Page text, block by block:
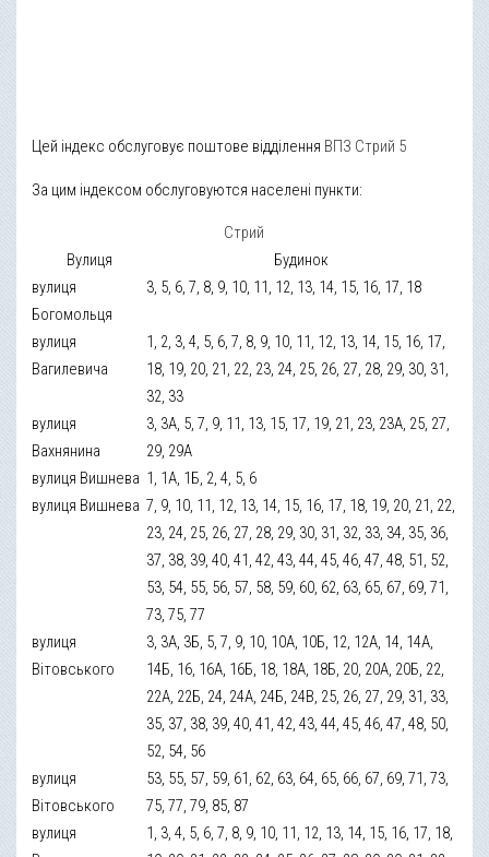
Цей індекс обслуговує поштове відділення ВПЗ Стрий 5
За цим індексом обслуговуются населені пункти:
Стрий
Вулиця
Будинок
вулиця
Богомольця
3, 5, 6, 7, 8, 9, 10, 11, 12, 13, 14, 15, 16, 17, 18
вулиця
Вагилевича
1, 2, 3, 4, 5, 6, 7, 8, 9, 10, 11, 12, 13, 14, 15, 16, 17,
18, 19, 20, 21, 22, 23, 24, 25, 26, 27, 28, 29, 30, 31,
32, 33
вулиця
Вахнянина
3, 3А, 5, 7, 9, 11, 13, 15, 17, 19, 21, 23, 23А, 25, 27,
29, 29А
вулиця Вишнева 1, 1А, 1Б, 2, 4, 5, 6
вулиця Вишнева 7, 9, 10, 11, 12, 13, 14, 15, 16, 17, 18, 19, 20, 21, 22,
23, 24, 25, 26, 27, 28, 29, 30, 31, 32, 33, 34, 35, 36,
37, 38, 39, 40, 41, 42, 43, 44, 45, 46, 47, 48, 51, 52,
53, 54, 55, 56, 57, 58, 59, 60, 62, 63, 65, 67, 69, 71,
73, 75, 77
вулиця
Вітовського
3, 3А, 3Б, 5, 7, 9, 10, 10А, 10Б, 12, 12А, 14, 14А,
14Б, 16, 16А, 16Б, 18, 18А, 18Б, 20, 20А, 20Б, 22,
22А, 22Б, 24, 24А, 24Б, 24В, 25, 26, 27, 29, 31, 33,
35, 37, 38, 39, 40, 41, 42, 43, 44, 45, 46, 47, 48, 50,
52, 54, 56
вулиця
Вітовського
53, 55, 57, 59, 61, 62, 63, 64, 65, 66, 67, 69, 71, 73,
75, 77, 79, 85, 87
вулиця
1, 3, 4, 5, 6, 7, 8, 9, 10, 11, 12, 13, 14, 15, 16, 17, 18,